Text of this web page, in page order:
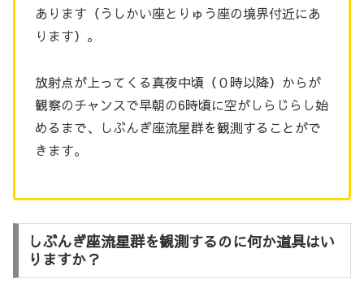
あります（うしかい座とりゅう座の境界付近にあ
ります）。
放射点が上ってくる真夜中頃（０時以降）からが
観察のチャンスで早朝の6時頃に空がしらじらし始
めるまで、しぶんぎ座流星群を観測することがで
きます。
しぶんぎ座流星群を観測するのに何か道具はい
りますか？